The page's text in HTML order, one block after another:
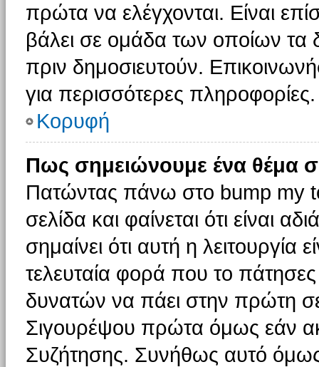
πρώτα να ελέγχονται. Είναι
βάλει σε ομάδα των οποίων τα
πριν δημοσιευτούν.
για περισσότερες πληροφορίες.
Κορυφή
Πως σημειώνουμε ένα θέμα
Πατώντας πάνω στο bump my
σελίδα και φαίνεται ότι είναι
σημαίνει ότι αυτή η λειτουργία
τελευταία φορά που το πάτησες
δυνατών να πάει στην πρώτη
Σιγουρέψου πρώτα όμως εάν
Συζήτησης. Συνήθως αυτό όμως